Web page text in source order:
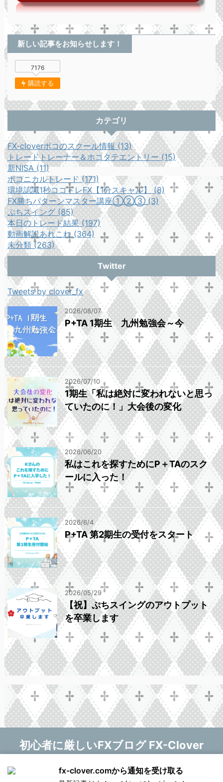
新しい記事をお知らせします！
7176
購読する
カテゴリ
FX-cloverポコのスクール情報 (13)
トレードトレーナー＆ホコタテエントリー (15)
新NISA (11)
ポコニカルトレード (171)
環境認識1秒ココトレFX【1分スキャル】 (8)
FX勝ちパターンマスター講座①②③ (3)
ぷちスイング (85)
本日のトレード結果 (197)
動画解説あれこれ (364)
未分類 (263)
Twitter
Tweets by clover_fx
2026/08/07
P+TA 1期生 九州勉強会～今
2026/07/10
1期生「私は絶対に変われないと思っ
ていたのに！」大会後の変化
2026/06/20
私はこれを探すためにP＋TAのスク
ールに入った！
2026/6/4
P+TA 第2期生の受付をスタート
2026/05/29
【祝】ぷちスイングのアウトプット
を卒業します
初心者に厳しいFXブログ FX-Clover
fx-clover.comから通知を受け取る